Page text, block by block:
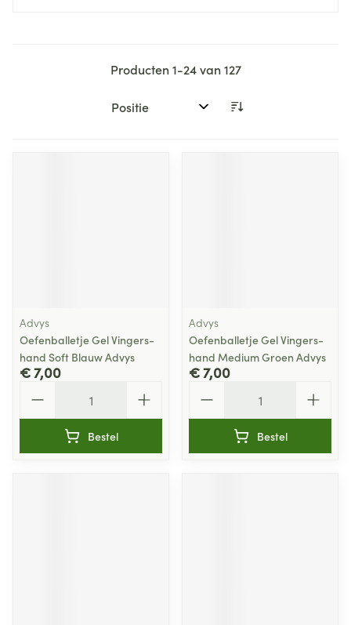
Producten1-24van127
Sorteer op:
Advys
Oefenballetje Gel Vingers-
hand Soft Blauw Advys
€ 7,00
Bestel
Advys
Oefenballetje Gel Vingers-
hand Medium Groen Advys
€ 7,00
Bestel